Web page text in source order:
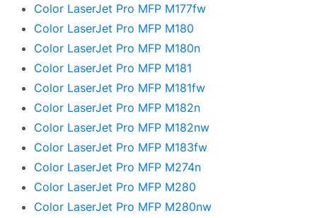
Color LaserJet Pro MFP M177fw
Color LaserJet Pro MFP M180
Color LaserJet Pro MFP M180n
Color LaserJet Pro MFP M181
Color LaserJet Pro MFP M181fw
Color LaserJet Pro MFP M182n
Color LaserJet Pro MFP M182nw
Color LaserJet Pro MFP M183fw
Color LaserJet Pro MFP M274n
Color LaserJet Pro MFP M280
Color LaserJet Pro MFP M280nw